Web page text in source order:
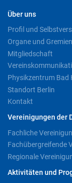
Über uns
Profil und
Organe und Gremien
Mitgliedschaft
Physikzentrum Bad
Standort Berlin
Kontakt
Vereinigungen der
Fachliche
Fachübergreifende
Regionale
Aktivitäten und